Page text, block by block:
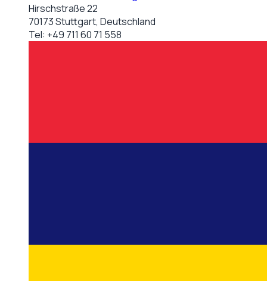
Hirschstraße 22
70173 Stuttgart, Deutschland
Tel: +49 711 60 71 558